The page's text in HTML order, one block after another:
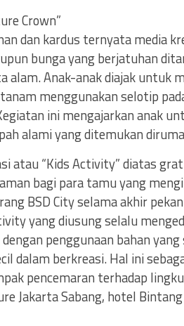
Crown”
dan kardus ternyata media
bunga yang berjatuhan
alam. Anak-anak diajak untuk
menggunakan selotip
ini mengajarkan anak
alami yang ditemukan
atau “Kids Activity” diatas
bagi para tamu yang
BSD City selama akhir
yang diusung selalu
penggunaan bahan
dalam berkreasi. Hal ini
pencemaran terhadap
Jakarta Sabang, hotel